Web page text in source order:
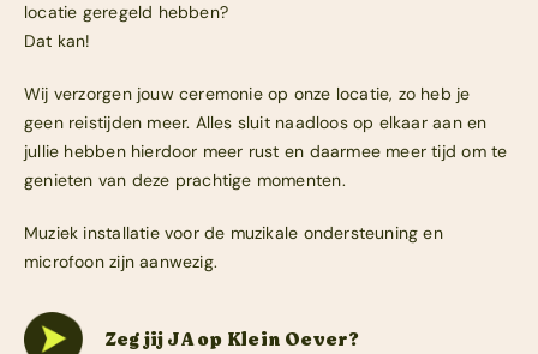
locatie geregeld hebben?
Dat kan!
Wij verzorgen jouw ceremonie op onze locatie, zo heb je
geen reistijden meer. Alles sluit naadloos op elkaar aan en
jullie hebben hierdoor meer rust en daarmee meer tijd om te
genieten van deze prachtige momenten.
Muziek installatie voor de muzikale ondersteuning en
microfoon zijn aanwezig.
Zeg jij JA op Klein Oever?